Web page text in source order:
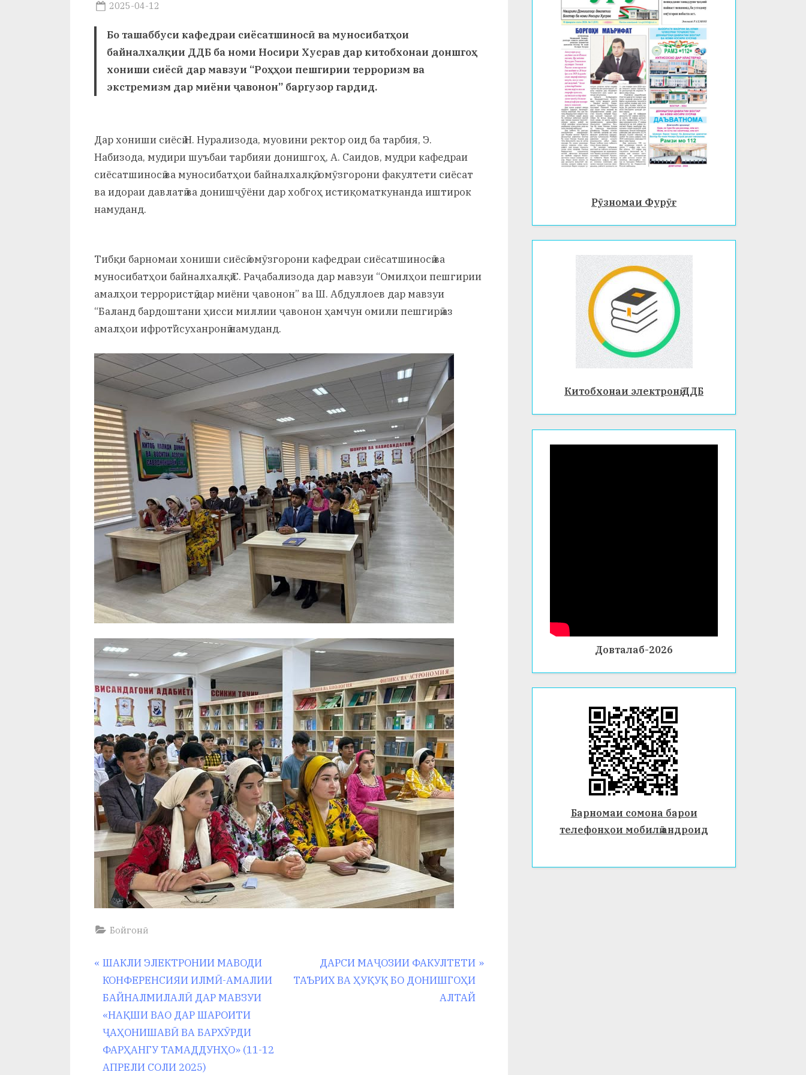
Х
у
с
в
Posted
2025-04-12
Бо ташаббуси кафедраи сиёсатшиносӣ ва муносибатҳои
байналхалқии ДДБ ба номи Носири Хусрав дар китобхонаи доншгоҳ
хониши сиёсӣ дар мавзуи “Роҳҳои пешгирии терроризм ва
экстремизм дар миёни ҷавонон” баргузор гардид.
Дар хониши сиёсӣ Н. Нурализода, муовини ректор оид ба тарбия, Э.
Набизода, мудири шуъбаи тарбияи донишгоҳ, А. Саидов, мудри кафедраи
сиёсатшиносӣ ва муносибатҳои байналхалқӣ, омӯзгорони факултети сиёсат
ва идораи давлатӣ ва донишҷӯёни дар хобгоҳ истиқоматкунанда иштирок
намуданд.
Тибқи барномаи хониши сиёсӣ омӯзгорони кафедраи сиёсатшиносӣ ва
муносибатҳои байналхалқӣ С. Раҷабализода дар мавзуи “Омилҳои пешгирии
амалҳои террористӣ дар миёни ҷавонон” ва Ш. Абдуллоев дар мавзуи
“Баланд бардоштани ҳисси миллии ҷавонон ҳамчун омили пешгирӣ аз
амалҳои ифротӣ” суханронӣ намуданд.
Бойгонӣ
Навигация
по
записям
P
r
e
v
i
o
u
ШАКЛИ ЭЛЕКТРОНИИ МАВОДИ
КОНФЕРЕНСИЯИ ИЛМӢ-АМАЛИИ
БАЙНАЛМИЛАЛӢ ДАР МАВЗУИ
«НАҚШИ ВАО ДАР ШАРОИТИ
ҶАҲОНИШАВӢ ВА БАРХӮРДИ
ФАРҲАНГУ ТАМАДДУНҲО» (11-12
АПРЕЛИ СОЛИ 2025)
N
e
ДАРСИ МАҶОЗИИ ФАКУЛТЕТИ
ТАЪРИХ ВА ҲУҚУҚ БО ДОНИШГОҲИ
АЛТАЙ
Рӯзномаи Фурӯғ
Китобхонаи электронӣ ДДБ
Довталаб-2026
Барномаи сомона барои
телефонҳои мобилӣ андроид